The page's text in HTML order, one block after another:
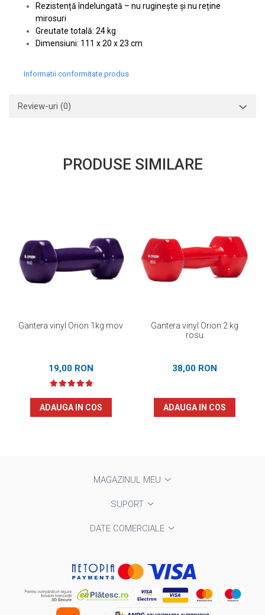
Rezistență îndelungată – nu ruginește și nu reține
mirosuri
Greutate totală: 24 kg
Dimensiuni: 111 x 20 x 23 cm
Informatii conformitate produs
Review-uri (0)
PRODUSE SIMILARE
Gantera vinyl Orion 1kg mov
19,00 RON
ADAUGA IN COS
Gantera vinyl Orion 2 kg
rosu
38,00 RON
ADAUGA IN COS
MAGAZINUL MEU
SUPORT
DATE COMERCIALE